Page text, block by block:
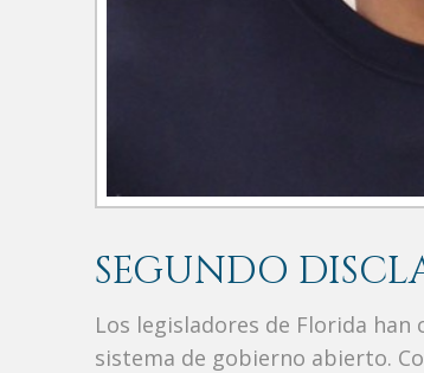
SEGUNDO
Los legisladores de Florida
sistema de gobierno abierto.